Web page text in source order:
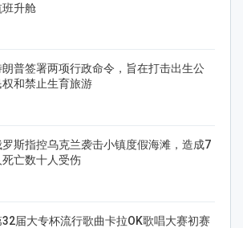
班升舱
朗普签署两项行政命令，旨在打击出生公
权和禁止生育旅游
罗斯指控乌克兰袭击小镇度假海滩，造成7
死亡数十人受伤
32届大专杯流行歌曲卡拉OK歌唱大赛初赛